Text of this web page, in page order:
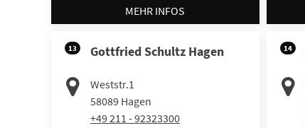
MEHR INFOS
13 Gottfried Schultz Hagen
Weststr.1
58089 Hagen
+49 211 - 92323300
14